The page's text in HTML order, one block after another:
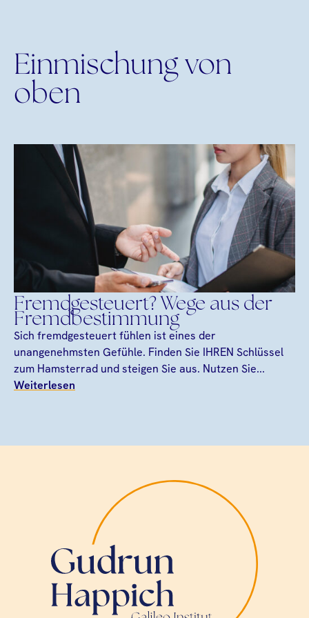
Einmischung von
oben
Fremdgesteuert? Wege aus der
Fremdbestimmung
Sich fremdgesteuert fühlen ist eines der
unangenehmsten Gefühle. Finden Sie IHREN Schlüssel
zum Hamsterrad und steigen Sie aus. Nutzen Sie...
Weiterlesen